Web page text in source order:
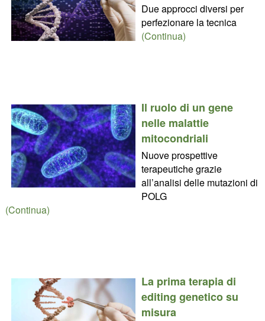
Due approcci diversi per
perfezionare la tecnica
(Continua)
Il ruolo di un gene
nelle malattie
mitocondriali
Nuove prospettive
terapeutiche grazie
all’analisi delle mutazioni di
POLG
(Continua)
La prima terapia di
editing genetico su
misura